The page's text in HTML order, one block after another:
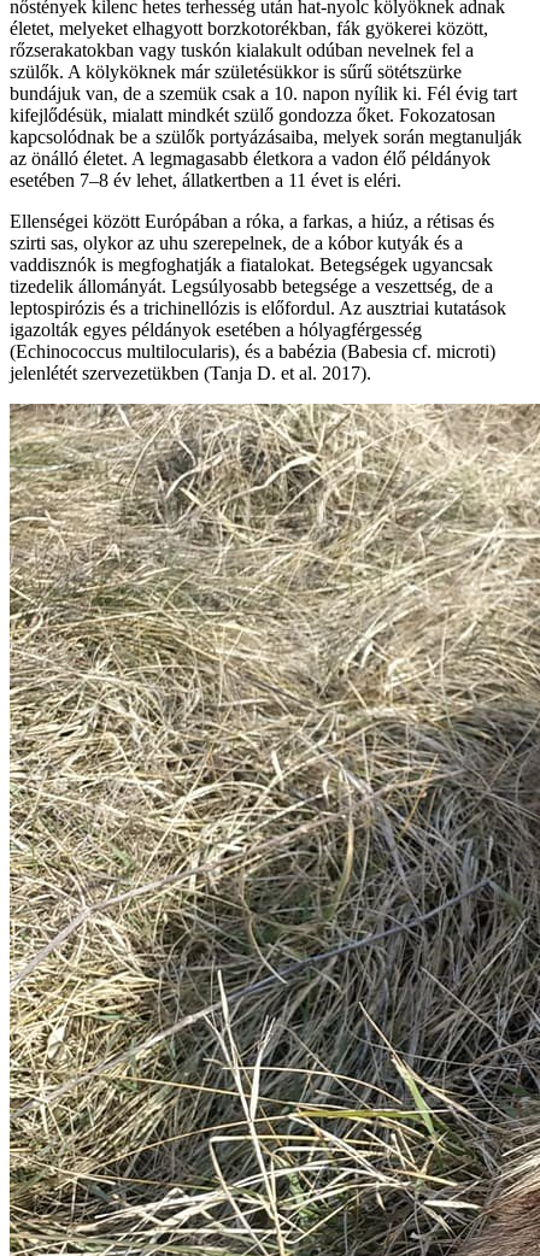
nőstények kilenc hetes terhesség után hat-nyolc kölyöknek adnak
életet, melyeket elhagyott borzkotorékban, fák gyökerei között,
rőzserakatokban vagy tuskón kialakult odúban nevelnek fel a
szülők. A kölyköknek már születésükkor is sűrű sötétszürke
bundájuk van, de a szemük csak a 10. napon nyílik ki. Fél évig tart
kifejlődésük, mialatt mindkét szülő gondozza őket. Fokozatosan
kapcsolódnak be a szülők portyázásaiba, melyek során megtanulják
az önálló életet. A legmagasabb életkora a vadon élő példányok
esetében 7–8 év lehet, állatkertben a 11 évet is eléri.
Ellenségei között Európában a róka, a farkas, a hiúz, a rétisas és
szirti sas, olykor az uhu szerepelnek, de a kóbor kutyák és a
vaddisznók is megfoghatják a fiatalokat. Betegségek ugyancsak
tizedelik állományát. Legsúlyosabb betegsége a veszettség, de a
leptospirózis és a trichinellózis is előfordul. Az ausztriai kutatások
igazolták egyes példányok esetében a hólyagférgesség
(Echinococcus multilocularis), és a babézia (Babesia cf. microti)
jelenlétét szervezetükben (Tanja D. et al. 2017).